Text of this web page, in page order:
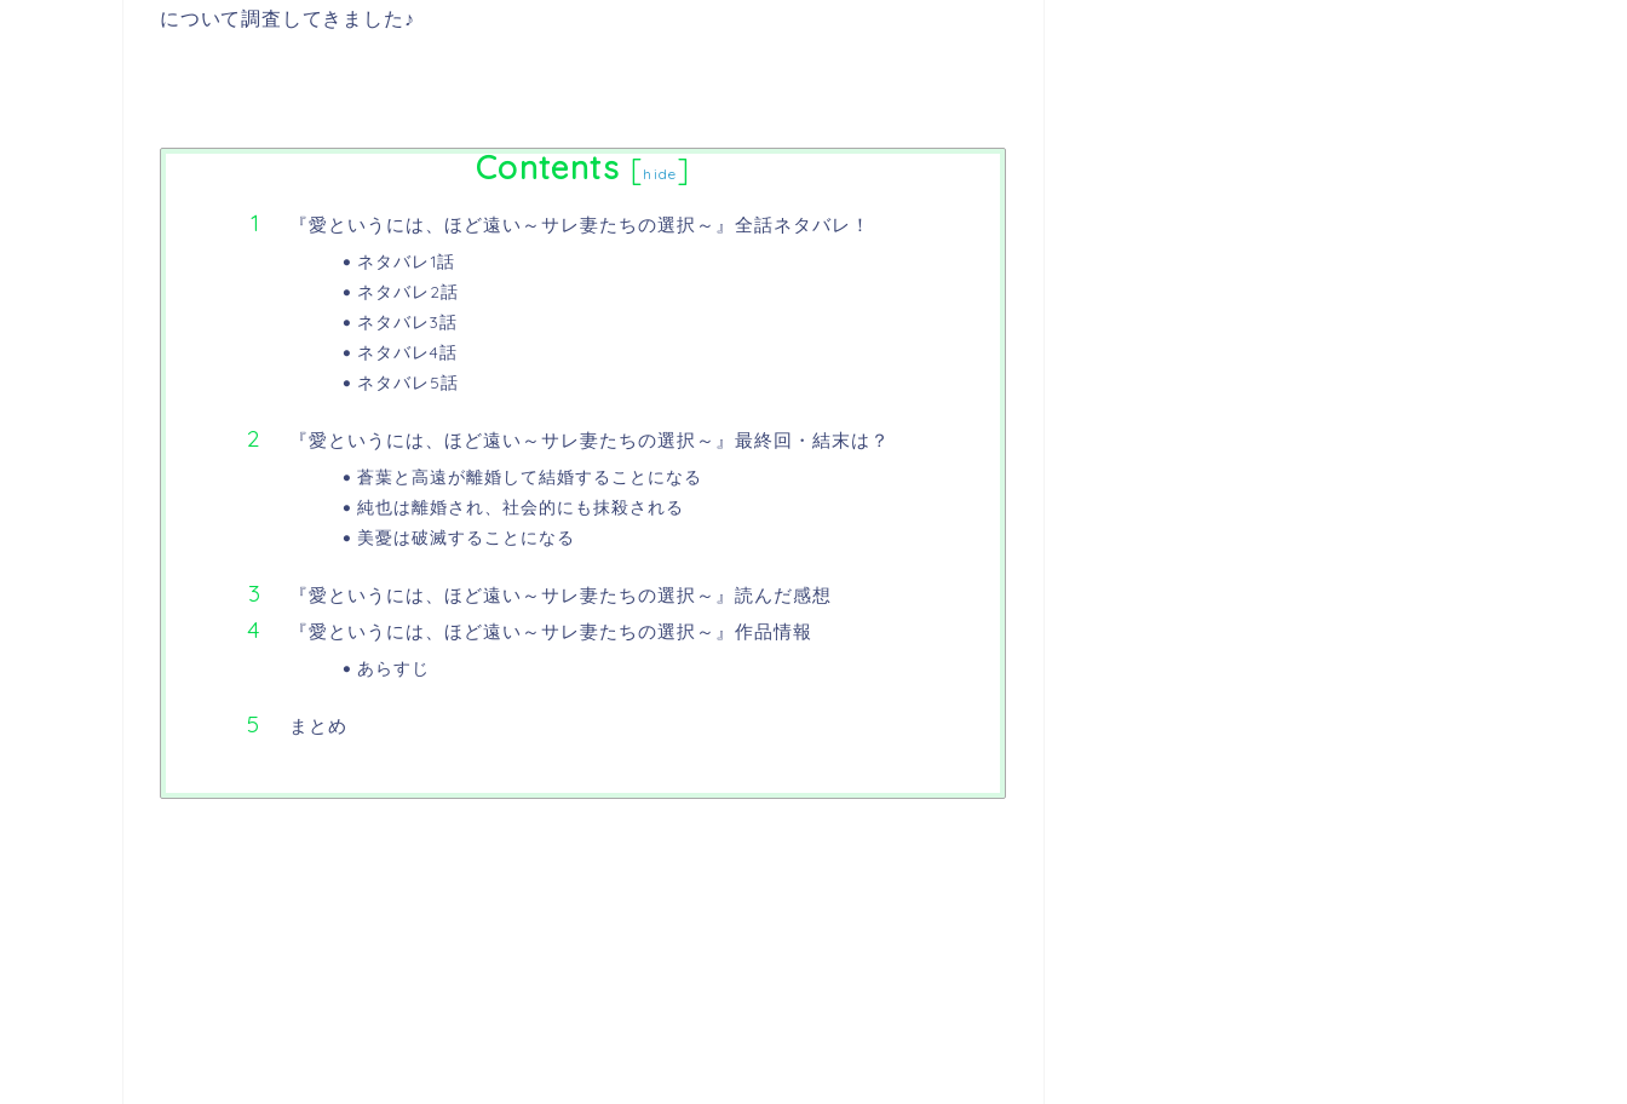
について調査してきました♪
Contents [hide]
『愛というには、ほど遠い～サレ妻たちの選択～』全話ネタバレ！
ネタバレ1話
ネタバレ2話
ネタバレ3話
ネタバレ4話
ネタバレ5話
『愛というには、ほど遠い～サレ妻たちの選択～』最終回・結末は？
蒼葉と高遠が離婚して結婚することになる
純也は離婚され、社会的にも抹殺される
美憂は破滅することになる
『愛というには、ほど遠い～サレ妻たちの選択～』読んだ感想
『愛というには、ほど遠い～サレ妻たちの選択～』作品情報
あらすじ
まとめ